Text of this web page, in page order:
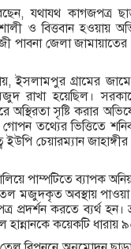
যথাযথ কাগজপত্র
ও বিত্তবান হওয়ায়
জেলা জামায়াতের
ইসলামপুর গ্রামের
রাখা হয়েছিল।
অস্থিরতা সৃষ্টি করার
তথ্যের ভিত্তিতে
চেয়ারম্যান
পাম্পটিতে ব্যাপক
মজুদকৃত অবস্থায়
প্রদর্শন করতে ব্যর্থ
কয়েকটি ধারায়